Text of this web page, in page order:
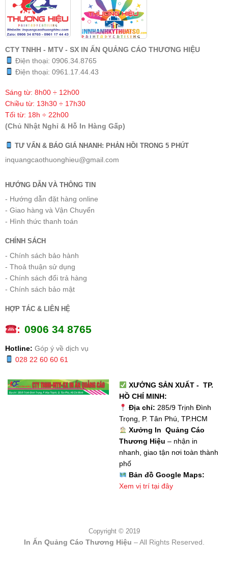
CTY TNHH - MTV - SX IN ẤN QUẢNG CÁO THƯƠNG HIỆU
Điện thoại: 0906.34.8765
Điện thoại: 0961.17.44.43
Sáng từ: 8h00 ÷ 12h00
Chiều từ: 13h30 ÷ 17h30
Tối từ: 18h ÷ 22h00
(Chủ Nhật Nghỉ & Hỗ In Hàng Gấp)
TƯ VẤN & BÁO GIÁ NHANH: PHẢN HỒI TRONG 5 PHÚT
inquangcaothuonghieu@gmail.com
HƯỚNG DẪN VÀ THÔNG TIN
- Hướng dẫn đặt hàng online
- Giao hàng và Vận Chuyển
- Hình thức thanh toán
CHÍNH SÁCH
- Chính sách bảo hành
- Thoả thuận sử dụng
- Chính sách đổi trả hàng
- Chính sách bảo mật
HỢP TÁC & LIÊN HỆ
: 0906 34 8765
Hotline: Góp ý về dịch vụ
028 22 60 60 61
XƯỞNG SẢN XUẤT - TP.
HỒ CHÍ MINH:
Địa chỉ: 285/9 Trịnh Đình
Trọng, P. Tân Phú, TP.HCM
Xưởng In Quảng Cáo
Thương Hiệu – nhận in
nhanh, giao tận nơi toàn thành
phố
Bản đồ Google Maps:
Xem vị trí tại đây
Copyright © 2019
In Ấn Quảng Cáo Thương Hiệu – All Rights Reserved.